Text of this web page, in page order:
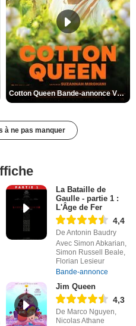
Cotton Queen Bande-annonce VO STFR
à ne pas manquer
La Bataille de
Gaulle - partie 1 :
L'Âge de Fer
4,4
De Antonin Baudry
Avec Simon Abkarian,
Simon Russell Beale,
Florian Lesieur
Bande-annonce
Jim Queen
4,3
De Marco Nguyen,
Nicolas Athane